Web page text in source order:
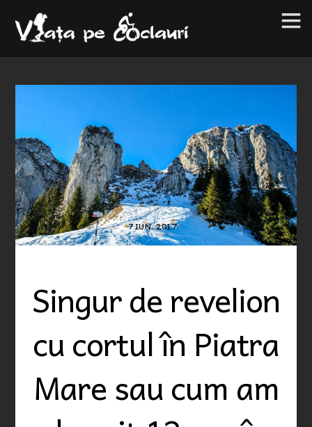
7IUN.2017
Singur de revelion
cu cortul în Piatra
Mare sau cum am